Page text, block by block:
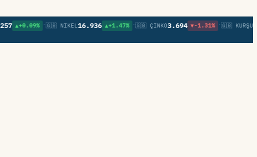
▲+0.09% •🇬🇧 NIKEL16.936 ▲+1.47% •🇬🇧 ÇINKO3.694 ▼-1.31% •🇬🇧 KURŞUN